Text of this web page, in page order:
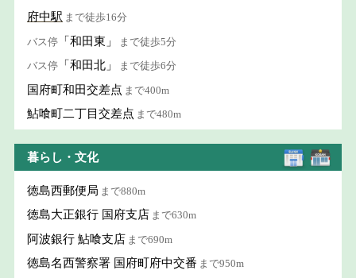
府中駅 まで徒歩16分
バス停 「和田東」 まで徒歩5分
バス停 「和田北」 まで徒歩6分
国府町和田交差点 まで400m
鮎喰町二丁目交差点 まで480m
暮らし・文化
徳島西郵便局 まで880m
徳島大正銀行 国府支店 まで630m
阿波銀行 鮎喰支店 まで690m
徳島名西警察署 国府町府中交番 まで950m